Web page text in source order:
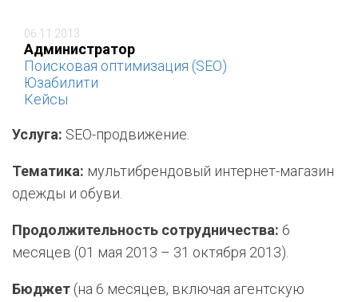
06 11 2013
Администратор
Поисковая оптимизация (SEO)
Юзабилити
Кейсы
Услуга: SEO-продвижение.
Тематика: мультибрендовый интернет-магазин
одежды и обуви.
Продолжительность сотрудничества: 6
месяцев (01 мая 2013 – 31 октября 2013).
Бюджет (на 6 месяцев, включая агентскую